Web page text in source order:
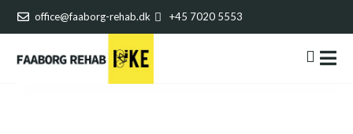
office@faaborg-rehab.dk +45 7020 5553